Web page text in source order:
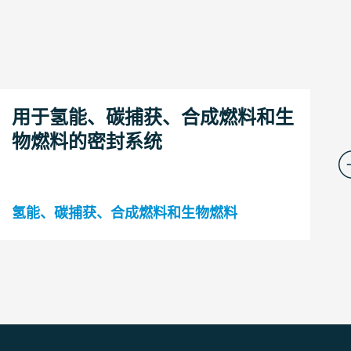
用于氢能、碳捕获、合成燃料和生
物燃料的密封系统
氢能、碳捕获、合成燃料和生物燃料